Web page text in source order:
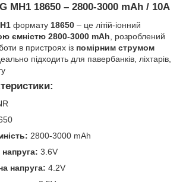
MH1 18650 – 2800-3000 mAh / 10A
формату 18650 – це літій-іонний
ємністю 2800-3000 mAh , розроблений
в пристроях із помірним струмом
підходить для павербанків, ліхтарів,
2800-3000 mAh
3.6V
напруга: 4.2V